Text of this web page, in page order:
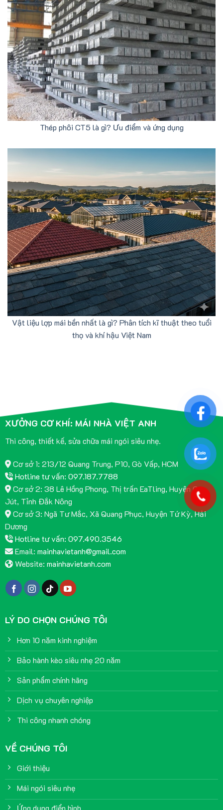
Thép phôi CT5 là gì? Ưu điểm và ứng dụng
Vật liệu lợp mái bền nhất là gì? Phân tích kĩ thuật theo tuổi
thọ và khí hậu Việt Nam
XƯỞNG CƠ KHÍ: MÁI NHÀ VIỆT ANH
Thi công, thiết kế, sửa chữa mái ngói siêu nhẹ.
Cơ sở 1: 213/12 Quang Trung, P10, Gò Vấp, HCM
Hotline tư vấn: 097.187.7788
Cơ sở 2: 38 Lê Hồng Phong, Thị trấn EaTling, Huyện Cư
Jút, Tỉnh Đắk Nông
Cơ sở 3: Ngã Tư Mắc, Xã Quang Phục, Huyện Tứ Kỳ, Hải
Dương
Hotline tư vấn: 097.490.3546
Email: mainhavietanh@gmail.com
Website: mainhavietanh.com
LÝ DO CHỌN CHÚNG TÔI
Hơn 10 năm kinh nghiệm
Bảo hành kèo siêu nhẹ 20 năm
Sản phẩm chính hãng
Dịch vụ chuyên nghiệp
Thi công nhanh chóng
VỀ CHÚNG TÔI
Giới thiệu
Mái ngói siêu nhẹ